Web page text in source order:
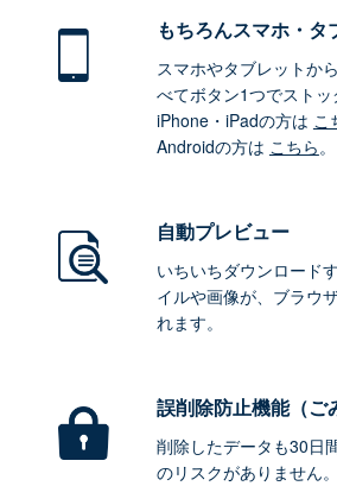
もちろんスマホ・タ
スマホやタブレットか
べてボタン1つでストッ
iPhone・iPadの方は こ
Androidの方は こちら。
自動プレビュー
いちいちダウンロード
イルや画像が、ブラウ
れます。
誤削除防止機能（ご
削除したデータも30日
のリスクがありません。